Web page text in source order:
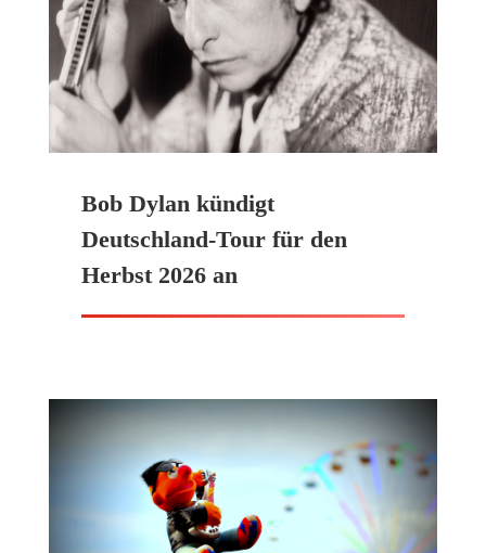
Bob Dylan kündigt
Deutschland-Tour für den
Herbst 2026 an